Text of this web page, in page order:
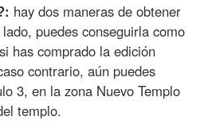
hay dos maneras de obtener
puedes conseguirla como
has comprado la edición
contrario, aún puedes
3, en la zona Nuevo Templo
templo.